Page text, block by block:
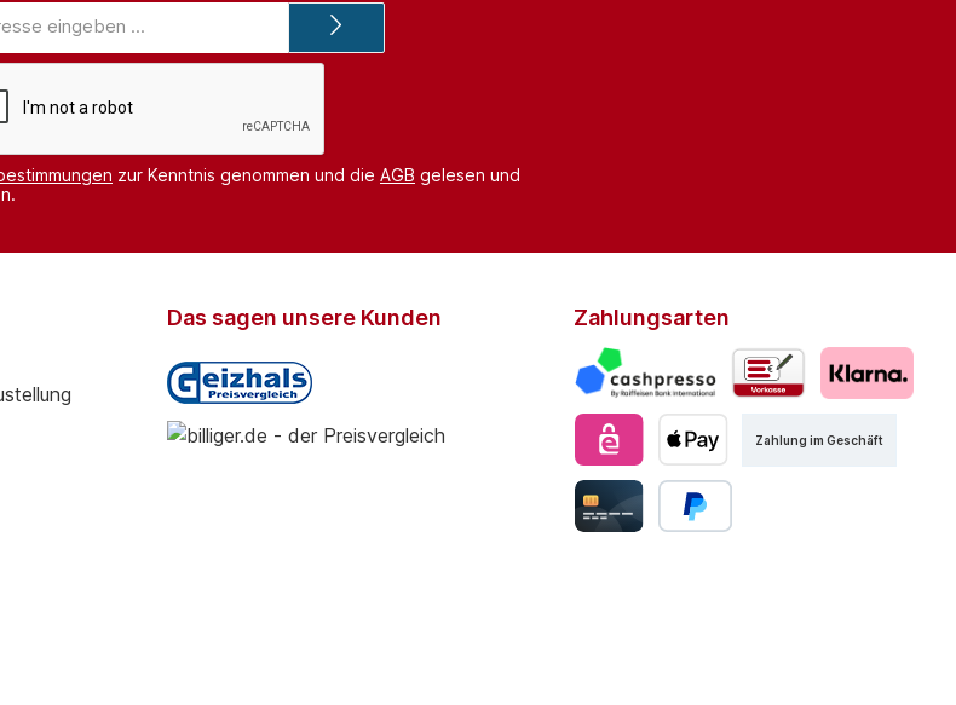
Mail-
Adresse*
zur Kenntnis genommen und die AGB gelesen und
Das sagen unsere Kunden Zahlungsarten
Zahlung im Geschäft